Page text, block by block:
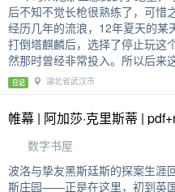
后不知不觉长枪很熟练了，可惜
经历几年的流浪，12年夏天的某
打倒塔麒麟后，选择了停止玩这
然那时曾经非常投入。所以后来
日记 湖北省武汉市
帷幕 | 阿加莎·克里斯蒂 |
数字书屋
波洛与挚友黑斯廷斯的探案生涯
斯庄园——正是在这里，初到英